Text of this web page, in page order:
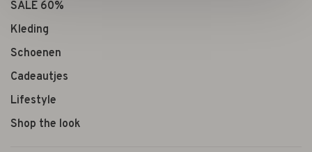
SALE 60%
Kleding
Schoenen
Cadeautjes
Lifestyle
Shop the look